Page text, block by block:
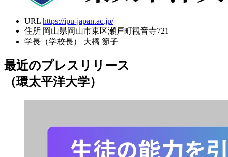
URL https://ipu-japan.ac.jp/
住所 岡山県岡山市東区瀬戸町観音寺721
学長（学校長）
大橋 節子
最近のプレスリリース
（環太平洋大学）